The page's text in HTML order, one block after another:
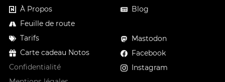
À Propos
Feuille de route
Tarifs
Carte cadeau Notos
Confidentialité
Blog
Mastodon
Facebook
Instagram